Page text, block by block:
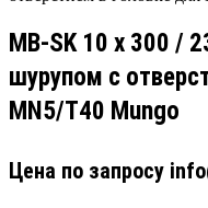
MB-SK 10 x 300 /
шурупом с
MN5/T40 Mungo
Цена по запросу